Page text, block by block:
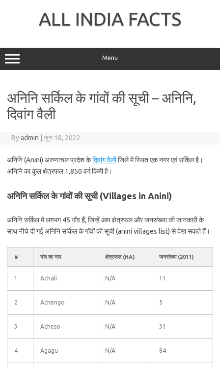
ALL INDIA FACTS
Menu
अनिनि सर्किल के गांवों की सूची – अनिनि,
दिवांग वैली
Byadmin जून 18, 2022
अनिनि (Anini) अरुणाचल प्रदेश केदिवांग वैलीजिले में स्थित एक नगर एवं सर्किल है।
अनिनि का कुल क्षेत्रफल 1,850 वर्ग किमी है।
अनिनि सर्किल के गांवों की सूची (Villages in Anini)
अनिनि सर्किल में लगभग 45 गाँव हैं, जिन्हें आप क्षेत्रफल और जनसंख्या की जानकारी के
साथ नीचे दी गई अनिनि सर्किल के गाँवों की सूची (anini villages list) से देख सकते हैं।
# गांव का नाम क्षेत्रफल (HA) जनसंख्या (2011)
1 Achali N/A 11
2 Achengo N/A 5
3 Acheso N/A 31
4 Agagu N/A 84